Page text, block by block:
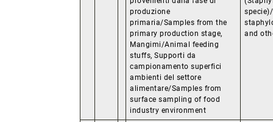
produzione
primaria/Samples from the
primary production stage,
Mangimi/Animal feeding
stuffs, Supporti da
campionamento superfici
ambienti del settore
alimentare/Samples from
surface sampling of food
industry environment
and